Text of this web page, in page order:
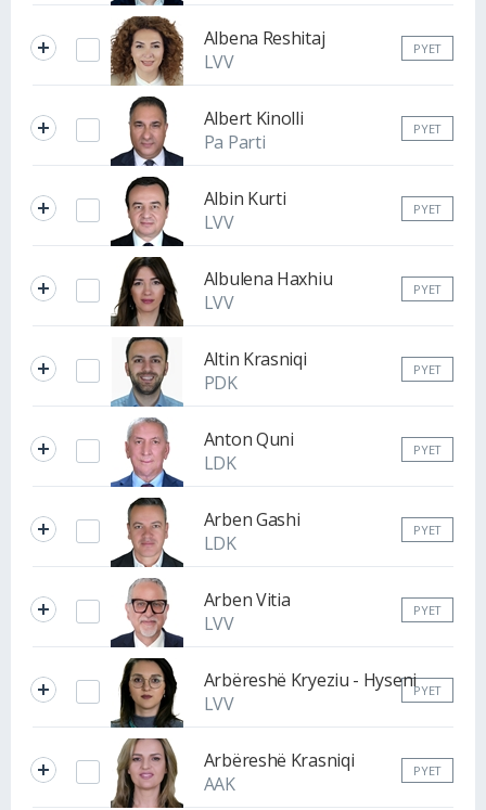
Albena Reshitaj
LVV
PYET
Albert Kinolli
Pa Parti
PYET
Albin Kurti
LVV
PYET
Albulena Haxhiu
LVV
PYET
Altin Krasniqi
PDK
PYET
Anton Quni
LDK
PYET
Arben Gashi
LDK
PYET
Arben Vitia
LVV
PYET
Arbëreshë Kryeziu - Hyseni
LVV
PYET
Arbëreshë Krasniqi
AAK
PYET